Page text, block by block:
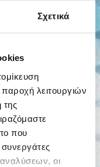
Σχετικά
λειτουργιών
της
που
συνεργάτες
οι
χώρων
– Αλλαγή –